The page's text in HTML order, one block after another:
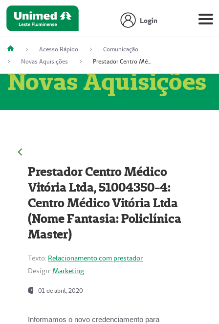
Login
Acesso Rápido
Comunicação
Novas Aquisições
Prestador Centro Médico Vitória Ltda, 51004350-4: Centro Médico Vitória Ltda (Nome Fantasia: Policlínica Master)
Novas Aquisições
Prestador Centro Médico
Vitória Ltda, 51004350-4:
Centro Médico Vitória Ltda
(Nome Fantasia: Policlínica
Master)
Texto: Relacionamento com prestador
Design: Marketing
01 de abril, 2020
Informamos o novo credenciamento para